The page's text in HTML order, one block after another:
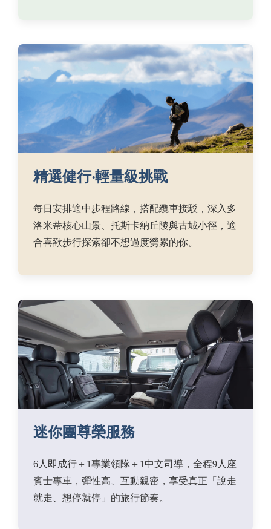
精選健行‧輕量級挑戰
每日安排適中步程路線，搭配纜車接駁，深入多
洛米蒂核心山景、托斯卡納丘陵與古城小徑，適
合喜歡步行探索卻不想過度勞累的你。
迷你團尊榮服務
6人即成行＋1專業領隊＋1中文司導，全程9人座
賓士專車，彈性高、互動親密，享受真正「說走
就走、想停就停」的旅行節奏。